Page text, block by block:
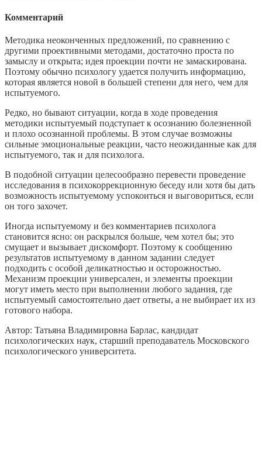
Комментарий
Методика неоконченных предложений, по сравнению с
другими проективными методами, достаточно проста по
замыслу и открыта; идея проекции почти не замаскирована.
Поэтому обычно психологу удается получить информацию,
которая является новой в большей степени для него, чем для
испытуемого.
Редко, но бывают ситуации, когда в ходе проведения
методики испытуемый подступает к осознанию болезненной
и плохо осознанной проблемы. В этом случае возможны
сильные эмоциональные реакции, часто неожиданные как для
испытуемого, так и для психолога.
В подобной ситуации целесообразно перевести проведение
исследования в психокоррекционную беседу или хотя бы дать
возможность испытуемому успокоиться и выговориться, если
он того захочет.
Иногда испытуемому и без комментариев психолога
становится ясно: он раскрылся больше, чем хотел бы; это
смущает и вызывает дискомфорт. Поэтому к сообщению
результатов испытуемому в данном задании следует
подходить с особой деликатностью и осторожностью.
Механизм проекции универсален, и элементы проекции
могут иметь место при выполнении любого задания, где
испытуемый самостоятельно дает ответы, а не выбирает их из
готового набора.
Автор: Taтьянa Bлaдимиpовна Барлас, кандидат
психологических наук, старший преподаватель Московского
психологического университета.